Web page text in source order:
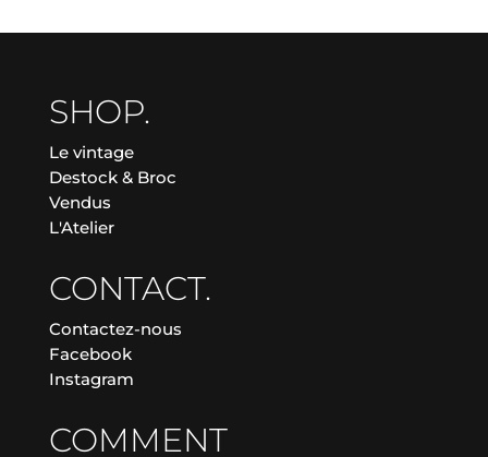
SHOP.
Le vintage
Destock & Broc
Vendus
L'Atelier
CONTACT.
Contactez-nous
Facebook
Instagram
COMMENT